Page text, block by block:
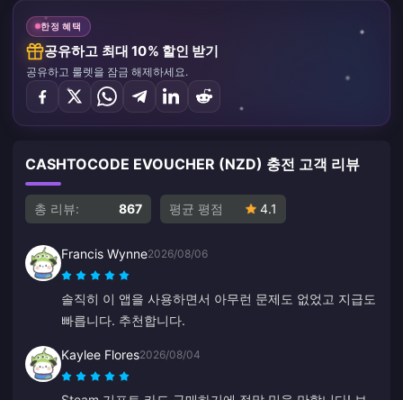
한정 혜택
공유하고 최대 10% 할인 받기
공유하고 룰렛을 잠금 해제하세요.
CASHTOCODE EVOUCHER (NZD) 충전 고객 리뷰
총 리뷰: 867 평균 평점 4.1
Francis Wynne2026/08/06
솔직히 이 앱을 사용하면서 아무런 문제도 없었고 지급도
빠릅니다. 추천합니다.
Kaylee Flores2026/08/04